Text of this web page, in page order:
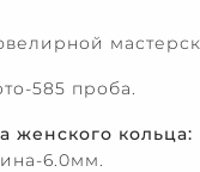
585 проба.
женского кольца:
6.0мм.